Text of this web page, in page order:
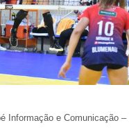
Informação e Comunicação –